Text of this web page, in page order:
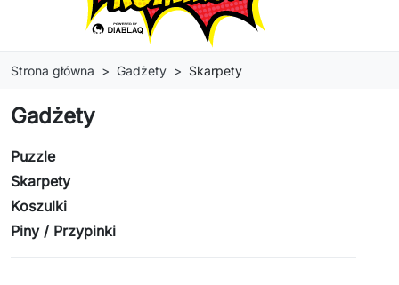
Strona główna Gadżety Skarpety
Gadżety
Puzzle
Skarpety
Koszulki
Piny / Przypinki